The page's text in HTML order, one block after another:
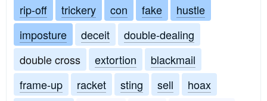
rip-off
trickery con fake
hustle
imposture
deceit
double-dealing
double cross
extortion
blackmail
frame-up
racket sting sell
hoax